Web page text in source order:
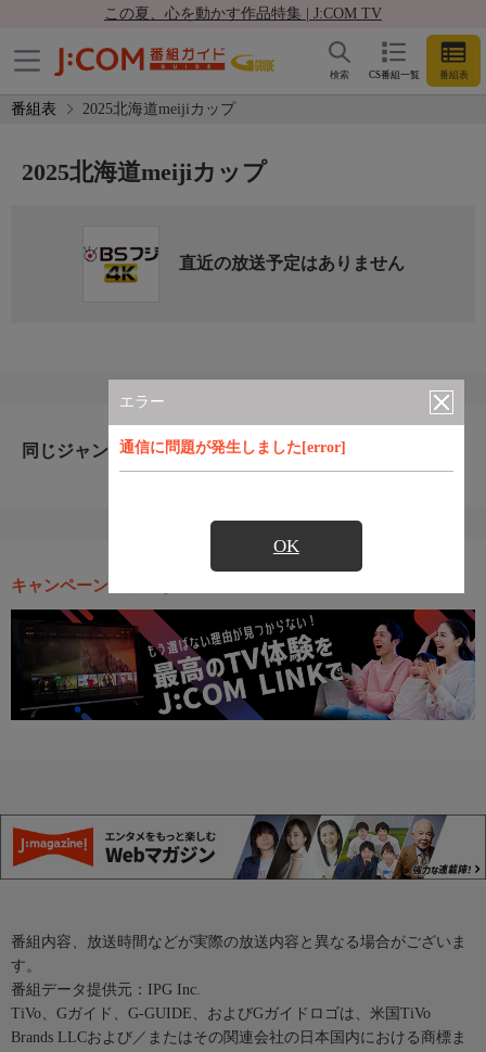
この夏、心を動かす作品特集 | J:COM TV
CS番組一覧 番組表
検索
番組表 2025北海道meijiカップ
エラー
通信に問題が発生しました[error]
OK
2025北海道meijiカップ
直近の放送予定はありません
同じジャンルのおすすめ番組
キャンペーン・お得な情報
番組内容、放送時間などが実際の放送内容と異なる場合がございま
す。
番組データ提供元：IPG Inc.
TiVo、Gガイド、G-GUIDE、およびGガイドロゴは、米国TiVo
Brands LLCおよび／またはその関連会社の日本国内における商標ま